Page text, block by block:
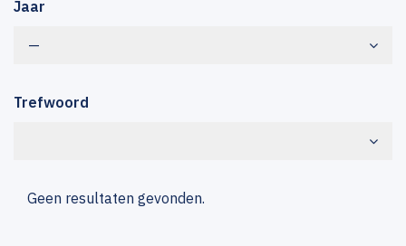
Jaar
—
Trefwoord
Geen resultaten gevonden.